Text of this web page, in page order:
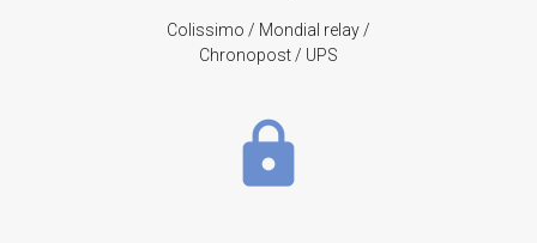
Colissimo / Mondial relay /
Chronopost / UPS
lock